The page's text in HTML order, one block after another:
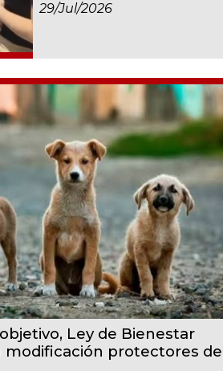
29/jul/2026
Ley de Bienestar
modificación protectores de